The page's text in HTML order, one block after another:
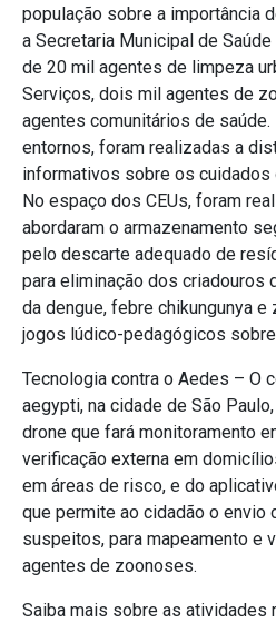
população sobre a importância
a Secretaria Municipal de
de 20 mil agentes de limpeza
Serviços, dois mil agentes de
agentes comunitários de saúde.
entornos, foram realizadas a
informativos sobre os cuidados
No espaço dos CEUs, foram
abordaram o armazenamento
pelo descarte adequado de
para eliminação dos criadouros
da dengue, febre chikungunya
jogos lúdico-pedagógicos
Tecnologia contra o Aedes – O
aegypti, na cidade de São
drone que fará monitoramento
verificação externa em
em áreas de risco, e do
que permite ao cidadão o envio
suspeitos, para mapeamento e
agentes de zoonoses.
Saiba mais sobre as atividades